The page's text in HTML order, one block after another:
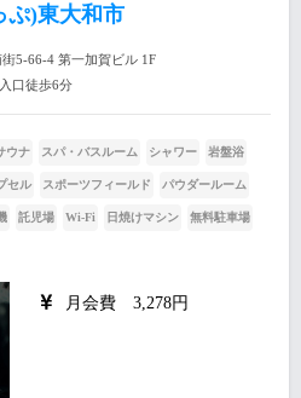
ぷ)東大和市
5-66-4 第一加賀ビル 1F
口徒歩6分
ウナ スパ・バスルーム シャワー 岩盤浴
セル スポーツフィールド パウダールーム
託児場 Wi-Fi 日焼けマシン 無料駐車場
月会費 3,278円